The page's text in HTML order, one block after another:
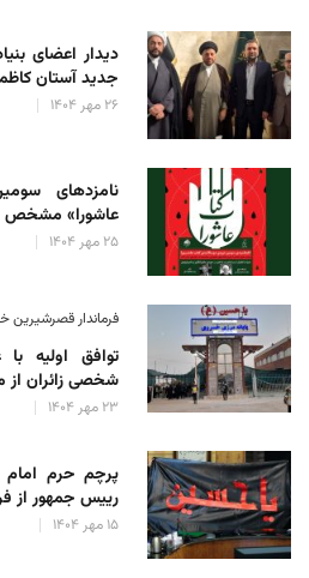
دیدار اعضای
جدید آستان
۲۶ مهر ۱۴۰۴
نامزدهای
عاشورا» مشخص
۲۵ مهر ۱۴۰۴
فرماندار قصرشیرین
توافق اولیه
شخصی زائران
۲۳ مهر ۱۴۰۴
پرچم حرم
رییس جمهور از
۱۵ مهر ۱۴۰۴